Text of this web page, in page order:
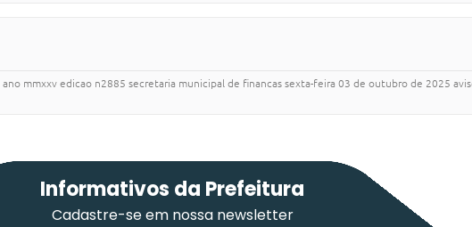
mmxxv edicao n2885 secretaria municipal de financas sexta-feira 03 de outubro de 2025
Informativos da Prefeitura
Cadastre-se em nossa newsletter